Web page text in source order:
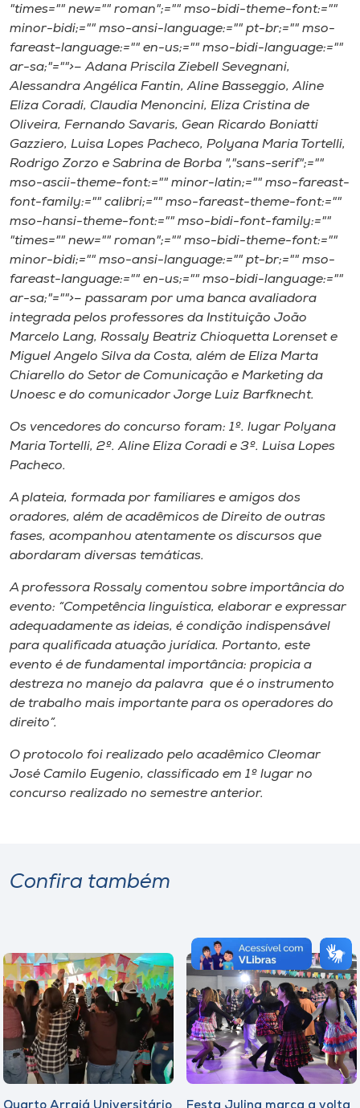
Museu
Unoesc
Store
Selecione
A+
A-
"times="" new="" roman";="" mso-bidi-theme-font:=""
minor-bidi;="" mso-ansi-language:="" pt-br;="" mso-
fareast-language:="" en-us;="" mso-bidi-language:=""
ar-sa;"="">– Adana Priscila Ziebell Sevegnani,
Alessandra Angélica Fantin, Aline Basseggio, Aline
Eliza Coradi, Claudia Menoncini, Eliza Cristina de
Oliveira, Fernando Savaris, Gean Ricardo Boniatti
Gazziero, Luisa Lopes Pacheco, Polyana Maria Tortelli,
Rodrigo Zorzo e Sabrina de Borba ","sans-serif";=""
mso-ascii-theme-font:="" minor-latin;="" mso-fareast-
font-family:="" calibri;="" mso-fareast-theme-font:=""
mso-hansi-theme-font:="" mso-bidi-font-family:=""
"times="" new="" roman";="" mso-bidi-theme-font:=""
minor-bidi;="" mso-ansi-language:="" pt-br;="" mso-
fareast-language:="" en-us;="" mso-bidi-language:=""
ar-sa;"="">– passaram por uma banca avaliadora
integrada pelos professores da Instituição João
Marcelo Lang, Rossaly Beatriz Chioquetta Lorenset e
Miguel Angelo Silva da Costa, além de Eliza Marta
Chiarello do Setor de Comunicação e Marketing da
Unoesc e do comunicador Jorge Luiz Barfknecht.
Os vencedores do concurso foram: 1º. lugar Polyana
Maria Tortelli, 2º. Aline Eliza Coradi e 3º. Luisa Lopes
Pacheco.
A plateia, formada por familiares e amigos dos
oradores, além de acadêmicos de Direito de outras
fases, acompanhou atentamente os discursos que
abordaram diversas temáticas.
A professora Rossaly comentou sobre importância do
evento: “Competência linguística, elaborar e expressar
adequadamente as ideias, é condição indispensável
para qualificada atuação jurídica. Portanto, este
evento é de fundamental importância: propicia a
destreza no manejo da palavra que é o instrumento
de trabalho mais importante para os operadores do
direito”.
O protocolo foi realizado pelo acadêmico Cleomar
José Camilo Eugenio, classificado em 1º lugar no
concurso realizado no semestre anterior.
Confira também